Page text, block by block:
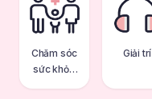
Chăm sóc
sức khỏe
Giải trí